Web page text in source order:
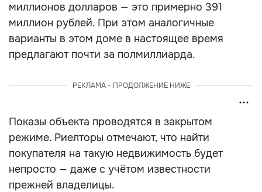
миллионов долларов — это примерно 391
миллион рублей. При этом аналогичные
варианты в этом доме в настоящее время
предлагают почти за полмиллиарда.
РЕКЛАМА - ПРОДОЛЖЕНИЕ НИЖЕ
Показы объекта проводятся в закрытом
режиме. Риелторы отмечают, что найти
покупателя на такую недвижимость будет
непросто — даже с учётом известности
прежней владелицы.